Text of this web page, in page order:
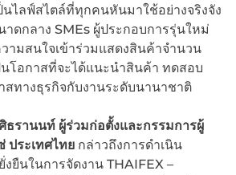
นไลฟ์สไตล์ที่ทุกคนหันมาใช้อย่างจริงจัง
ดกลาง SMEs ผู้ประกอบการรุ่นใหม่
ามสนใจเข้าร่วมแสดงสินค้าจำนวน
นโอกาสที่จะได้แนะนำสินค้า ทดสอบ
สทางธุรกิจกับงานระดับนานาชาติ
ธรานนท์ ผู้ร่วมก่อตั้งและกรรมการผู้
ประเทศไทย กล่าวถึงการดำเนิน
ยืนในการจัดงาน THAIFEX –